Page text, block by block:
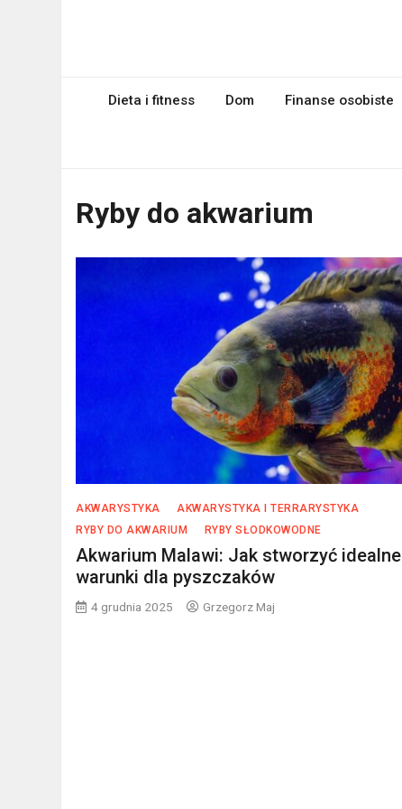
myPageRank.pl
Dieta i fitness Dom Finanse osobiste
Ryby do akwarium
AKWARYSTYKA
AKWARYSTYKA I TERRARYSTYKA
RYBY DO AKWARIUM
RYBY SŁODKOWODNE
Akwarium Malawi: Jak stworzyć idealne
warunki dla pyszczaków
4 grudnia 2025 Grzegorz Maj